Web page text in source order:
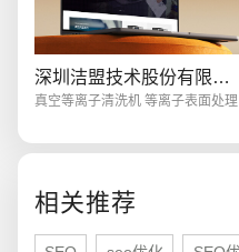
深圳洁盟技术股份有限公司
真空等离子清洗机 等离子表面处理
相关推荐
电商及系统平